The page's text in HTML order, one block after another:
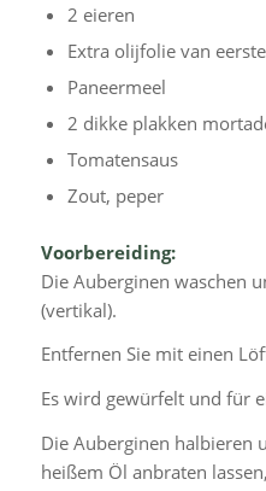
2 eieren
Extra olijfolie van
Paneermeel
2 dikke plakken
Tomatensaus
Zout, peper
Voorbereiding:
Die Auberginen waschen
(vertikal).
Entfernen Sie mit einen
Es wird gewürfelt und für
Die Auberginen halbieren
heißem Öl anbraten